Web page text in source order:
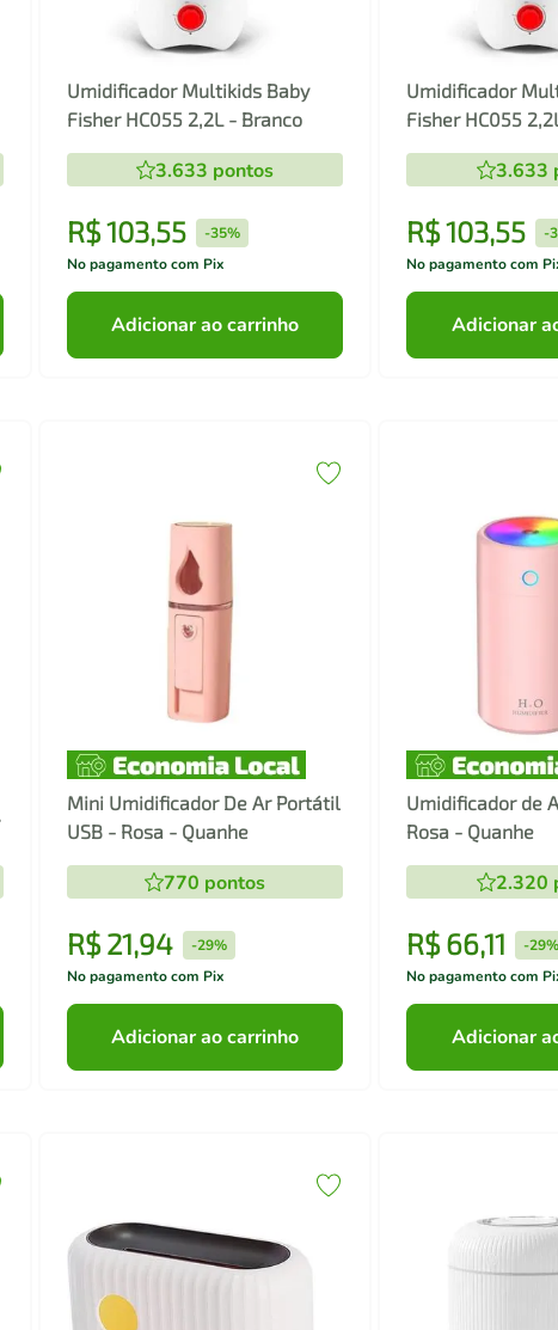
Umidificador Multikids Baby
Fisher HC055 2,2L - Branco
3.633 pontos
R$103,55 -35%
No pagamento com Pix
Adicionar ao carrinho
Umidificador
Fisher HC055
3.633
R$103,55 -
No pagamento com
Adicionar
Mini Umidificador De Ar Portátil
USB - Rosa - Quanhe
770 pontos
R$ 21,94 -29%
No pagamento com Pix
Adicionar ao carrinho
Umidificador de
Rosa - Quanhe
2.320
R$66,11 -
No pagamento com
Adicionar